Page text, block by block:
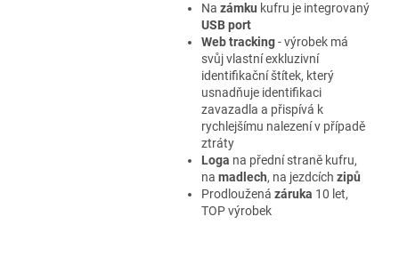
Na zámku kufru je integrovaný
USB port
Web tracking- výrobek má
svůj vlastní exkluzivní
identifikační štítek, který
usnadňuje identifikaci
zavazadla a přispívá k
rychlejšímu nalezení v případě
ztráty
Loga na přední straně kufru,
na madlech, na jezdcích zipů
Prodloužená záruka 10 let,
TOP výrobek